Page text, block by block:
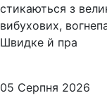
стикаються з
вибухових,
Швидке й пра
05 Серпня 2026